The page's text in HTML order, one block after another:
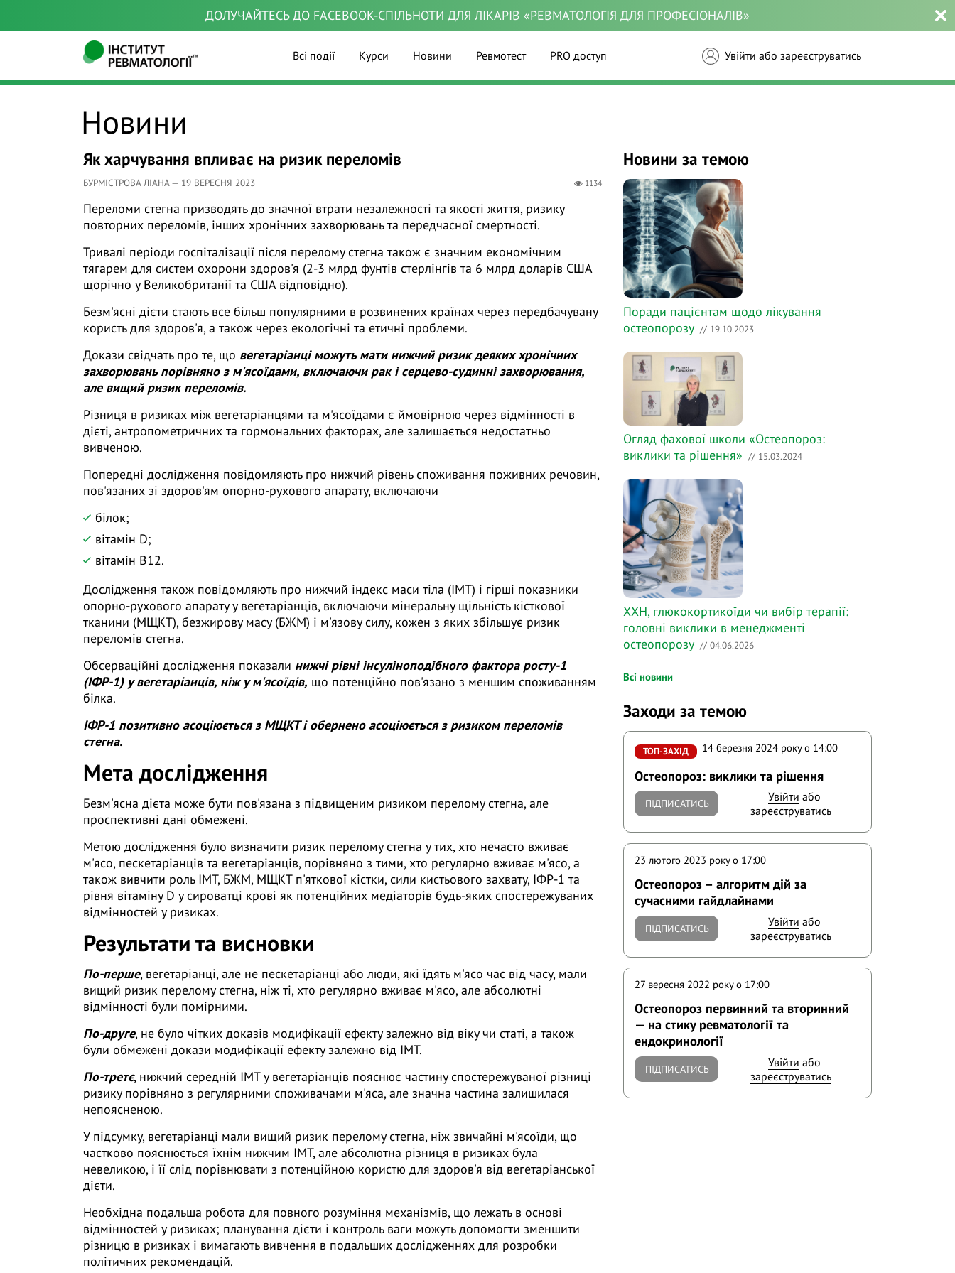
ДОЛУЧАЙТЕСЬ ДО FACEBOOK-СПІЛЬНОТИ ДЛЯ ЛІКАРІВ «РЕВМАТОЛОГІЯ ДЛЯ ПРОФЕСІОНАЛІВ»
Всі події Курси Новини Ревмотест PRO доступ Увійти або зареєструватись
Новини
Як харчування впливає на ризик переломів
БУРМІСТРОВА ЛІАНА — 19 ВЕРЕСНЯ 2023 1134
Переломи стегна призводять до значної втрати незалежності та якості життя, ризику
повторних переломів, інших хронічних захворювань та передчасної смертності.
Тривалі періоди госпіталізації після перелому стегна також є значним економічним
тягарем для систем охорони здоров'я (2-3 млрд фунтів стерлінгів та 6 млрд доларів США
щорічно у Великобританії та США відповідно).
Безм'ясні дієти стають все більш популярними в розвинених країнах через передбачувану
користь для здоров'я, а також через екологічні та етичні проблеми.
Докази свідчать про те, що вегетаріанці можуть мати нижчий ризик деяких хронічних
захворювань порівняно з м'ясоїдами, включаючи рак і серцево-судинні захворювання,
але вищий ризик переломів.
Різниця в ризиках між вегетаріанцями та м'ясоїдами є ймовірною через відмінності в
дієті, антропометричних та гормональних факторах, але залишається недостатньо
вивченою.
Попередні дослідження повідомляють про нижчий рівень споживання поживних речовин,
пов'язаних зі здоров'ям опорно-рухового апарату, включаючи
білок;
вітамін D;
вітамін B12.
Дослідження також повідомляють про нижчий індекс маси тіла (ІМТ) і гірші показники
опорно-рухового апарату у вегетаріанців, включаючи мінеральну щільність кісткової
тканини (МЩКТ), безжирову масу (БЖМ) і м'язову силу, кожен з яких збільшує ризик
переломів стегна.
Обсерваційні дослідження показали нижчі рівні інсуліноподібного фактора росту-1
(ІФР-1) у вегетаріанців, ніж у м'ясоїдів, що потенційно пов'язано з меншим споживанням
білка.
ІФР-1 позитивно асоціюється з МЩКТ і обернено асоціюється з ризиком переломів
стегна.
Мета дослідження
Безм'ясна дієта може бути пов'язана з підвищеним ризиком перелому стегна, але
проспективні дані обмежені.
Метою дослідження було визначити ризик перелому стегна у тих, хто нечасто вживає
м'ясо, пескетаріанців та вегетаріанців, порівняно з тими, хто регулярно вживає м'ясо, а
також вивчити роль ІМТ, БЖМ, МЩКТ п'яткової кістки, сили кистьового захвату, ІФР-1 та
рівня вітаміну D у сироватці крові як потенційних медіаторів будь-яких спостережуваних
відмінностей у ризиках.
Результати та висновки
По-перше, вегетаріанці, але не пескетаріанці або люди, які їдять м'ясо час від часу, мали
вищий ризик перелому стегна, ніж ті, хто регулярно вживає м'ясо, але абсолютні
відмінності були помірними.
По-друге, не було чітких доказів модифікації ефекту залежно від віку чи статі, а також
були обмежені докази модифікації ефекту залежно від ІМТ.
По-третє, нижчий середній ІМТ у вегетаріанців пояснює частину спостережуваної різниці
ризику порівняно з регулярними споживачами м'яса, але значна частина залишилася
непоясненою.
У підсумку, вегетаріанці мали вищий ризик перелому стегна, ніж звичайні м'ясоїди, що
частково пояснюється їхнім нижчим ІМТ, але абсолютна різниця в ризиках була
невеликою, і її слід порівнювати з потенційною користю для здоров'я від вегетаріанської
дієти.
Необхідна подальша робота для повного розуміння механізмів, що лежать в основі
відмінностей у ризиках; планування дієти і контроль ваги можуть допомогти зменшити
різницю в ризиках і вимагають вивчення в подальших дослідженнях для розробки
політичних рекомендацій.
Новини за темою
Поради пацієнтам щодо лікування
остеопорозу // 19.10.2023
Огляд фахової школи «Остеопороз:
виклики та рішення» // 15.03.2024
ХХН, глюкокортикоїди чи вибір терапії:
головні виклики в менеджменті
остеопорозу // 04.06.2026
Всі новини
Заходи за темою
ТОП-ЗАХІД 14 березня 2024 року o 14:00
Остеопороз: виклики та рішення
ПІДПИСАТИСЬ Увійти або
зареєструватись
23 лютого 2023 року o 17:00
Остеопороз – алгоритм дій за
сучасними гайдлайнами
ПІДПИСАТИСЬ Увійти або
зареєструватись
27 вересня 2022 року o 17:00
Остеопороз первинний та вторинний
— на стику ревматології та
ендокринології
ПІДПИСАТИСЬ Увійти або
зареєструватись